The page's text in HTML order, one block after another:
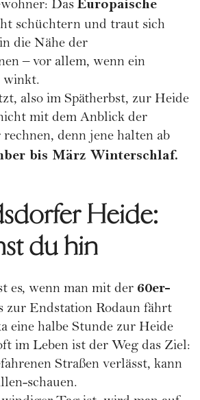
Das Europäische
schüchtern und traut sich
die Nähe der
– vor allem, wenn ein
winkt.
also im Spätherbst, zur Heide
mit dem Anblick der
denn jene halten ab
bis März Winterschlaf.
Heide:
du hin
es, wenn man mit der 60er-
zur Endstation Rodaun fährt
eine halbe Stunde zur Heide
im Leben ist der Weg das Ziel:
Straßen verlässt, kann
schauen.